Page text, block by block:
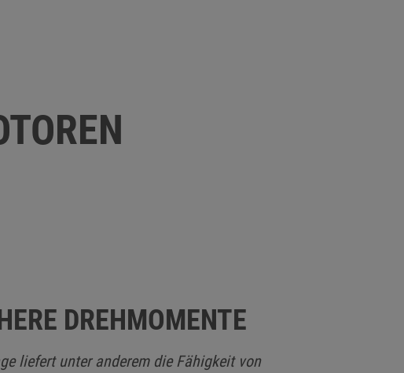
DREHMOMENTE
liefert unter anderem die Fähigkeit von